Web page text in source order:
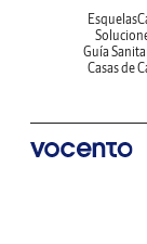
Esquelas
Guía
Casas de